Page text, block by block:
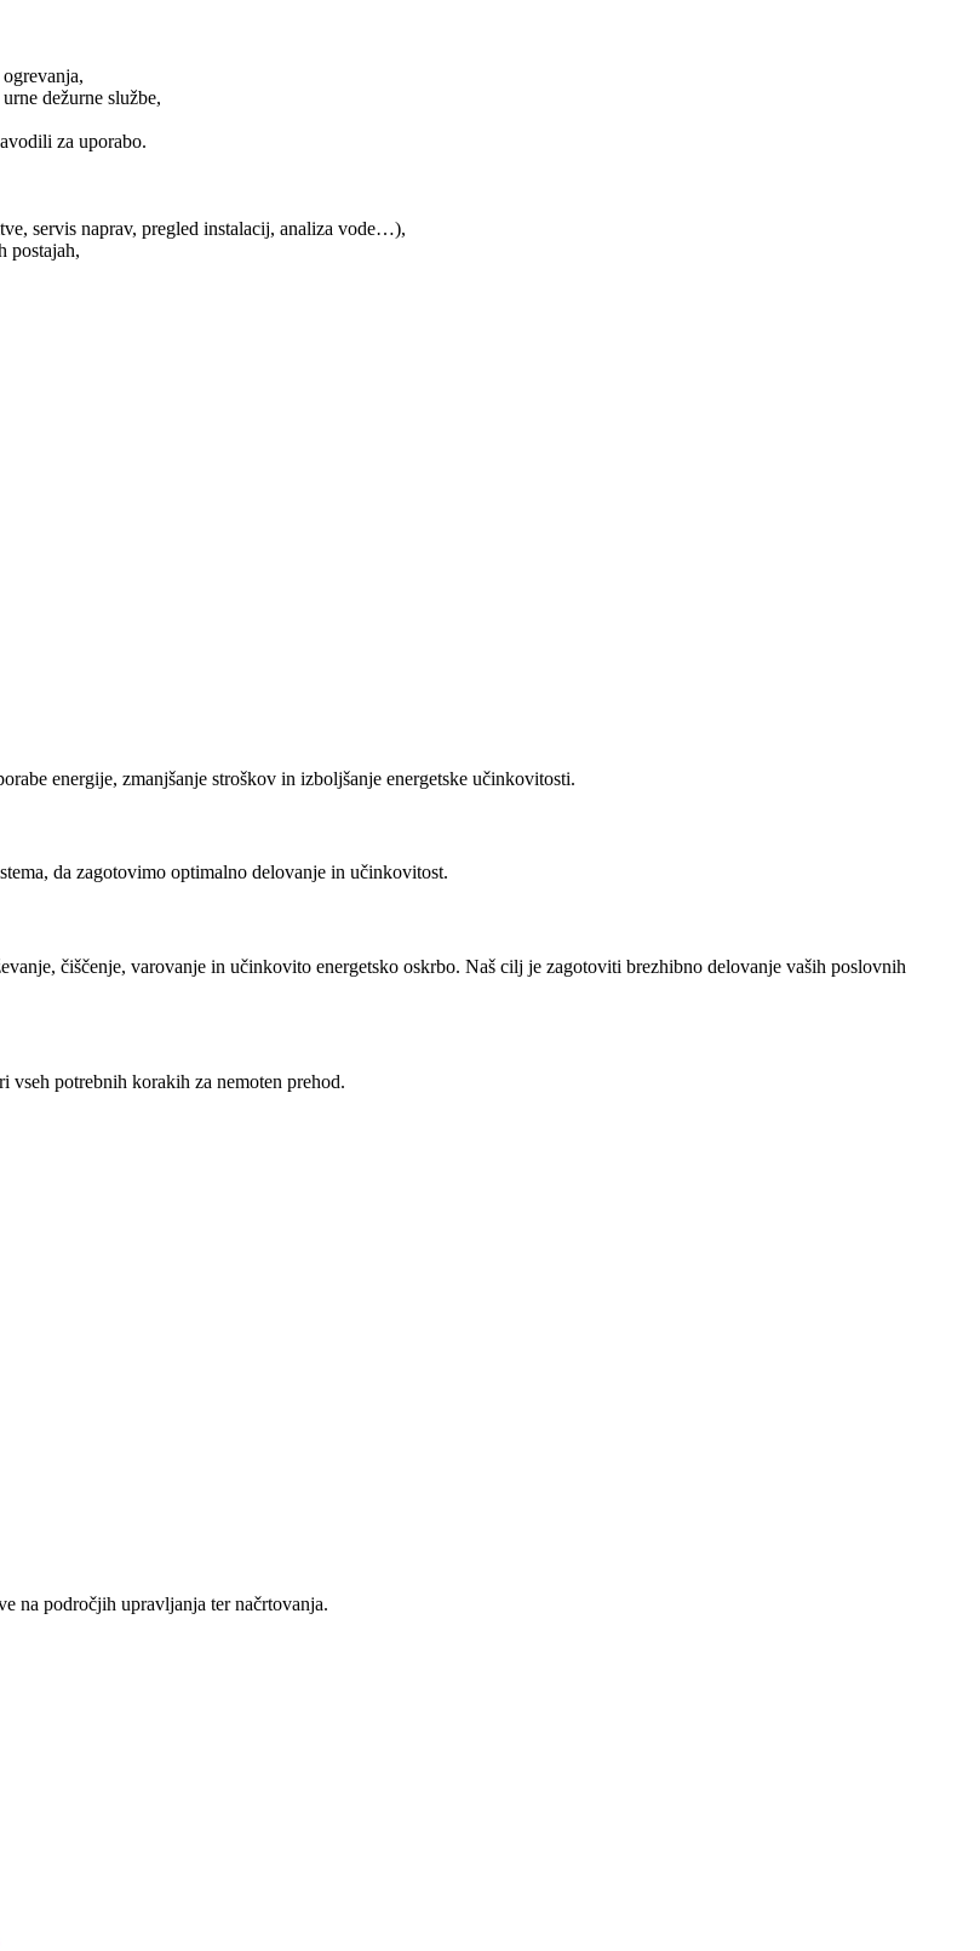
dežurne službe,
za uporabo.
servis naprav, pregled instalacij, analiza vode…),
postajah,
energije, zmanjšanje stroškov in izboljšanje energetske učinkovitosti.
da zagotovimo optimalno delovanje in učinkovitost.
čiščenje, varovanje in učinkovito energetsko oskrbo. Naš cilj je zagotoviti brezhibno delovanje vaših poslovnih
vseh potrebnih korakih za nemoten prehod.
na področjih upravljanja ter načrtovanja.